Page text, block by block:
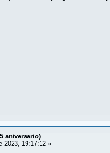
aniversario)
2023, 19:17:12 »